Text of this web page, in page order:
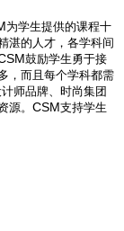
为学生提供的课程十
湛的人才，各学科间
鼓励学生勇于接
，而且每个学科都需
师品牌、时尚集团
源。 CSM支持学生